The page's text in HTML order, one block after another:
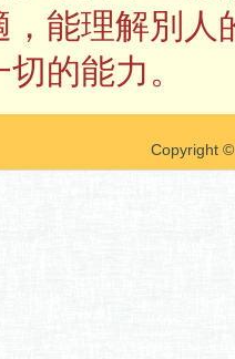
，能理解別人
切的能力。
Copyright